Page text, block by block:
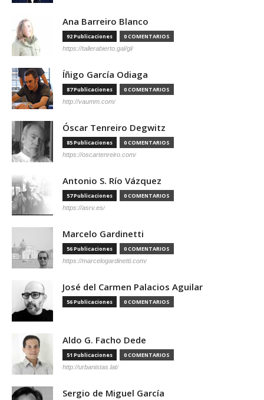
Ana Barreiro Blanco
92 Publicaciones 0 COMENTARIOS
https://tallerabierto.gal/gl/
Íñigo García Odiaga
87 Publicaciones 0 COMENTARIOS
http://vaumm.com/
Óscar Tenreiro Degwitz
85 Publicaciones 0 COMENTARIOS
https://oscartenreiro.com/
Antonio S. Río Vázquez
57 Publicaciones 0 COMENTARIOS
https://asrv.es/
Marcelo Gardinetti
56 Publicaciones 0 COMENTARIOS
https://marcelogardinetti.com/
José del Carmen Palacios Aguilar
56 Publicaciones 0 COMENTARIOS
Aldo G. Facho Dede
51 Publicaciones 0 COMENTARIOS
http://urbanistas.lat/
Sergio de Miguel García